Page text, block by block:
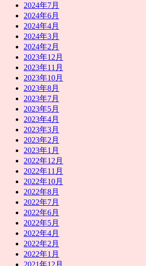
2024年7月
2024年6月
2024年4月
2024年3月
2024年2月
2023年12月
2023年11月
2023年10月
2023年8月
2023年7月
2023年5月
2023年4月
2023年3月
2023年2月
2023年1月
2022年12月
2022年11月
2022年10月
2022年8月
2022年7月
2022年6月
2022年5月
2022年4月
2022年2月
2022年1月
2021年12月